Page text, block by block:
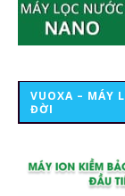
VUOXA – MÁY
ĐỜI